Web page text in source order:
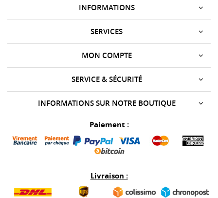
INFORMATIONS
SERVICES
SERVICE & SÉCURITÉ
MON COMPTE
INFORMATIONS SUR NOTRE BOUTIQUE
Paiement :
Livraison :